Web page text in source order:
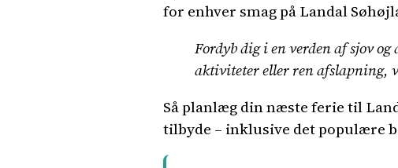
for enhver smag på Landal
Fordyb dig i en verden af sjov
aktiviteter eller ren afslapning,
Så planlæg din næste ferie til
tilbyde – inklusive det populære